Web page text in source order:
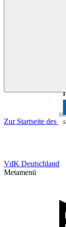
Zur Startseite des
VdK Deutschland
Metamenü